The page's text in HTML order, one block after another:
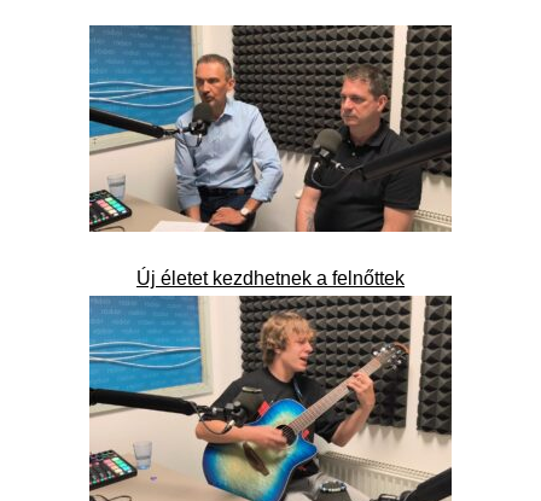
Új életet kezdhetnek a felnőttek